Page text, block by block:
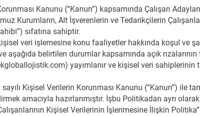
Kanunu (“Kanun”) kapsamında Çalışan
Kurumların, Alt İşverenlerin ve Tedarikçilerin
sıfatına sahiptir.
veri işlemesine konu faaliyetler hakkında koşul ve
belirtilen durumlar kapsamında açık rızalarının
yayımlanır ve kişisel veri sahiplerinin
Kişisel Verilerin Korunması Kanunu (“Kanun”) ile
amacıyla hazırlanmıştır. İşbu Politikadan ayrı
Kişisel Verilerinin İşlenmesine İlişkin Politika”